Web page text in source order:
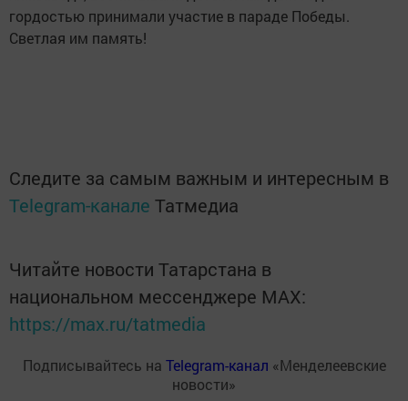
гордостью принимали участие в параде Победы.
Светлая им память!
Следите за самым важным и интересным в
Telegram-канале Татмедиа
Читайте новости Татарстана в
национальном мессенджере MАХ:
https://max.ru/tatmedia
Подписывайтесь на Telegram-канал «Менделеевские
новости»